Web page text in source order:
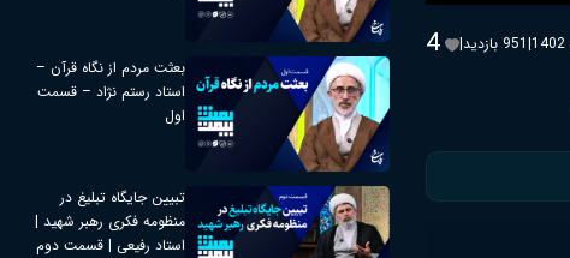
4 | 951 بازدید|
بعثت مردم از نگاه قرآن –
استاد رستم نژاد – قسمت
اول
تبیین جایگاه تبلیغ در
منظومه فکری رهبر شهید |
استاد رفیعی | قسمت دوم